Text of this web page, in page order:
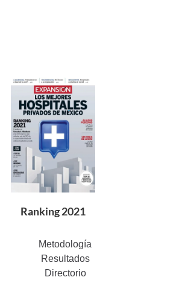
Ranking 2021
Metodología
Resultados
Directorio